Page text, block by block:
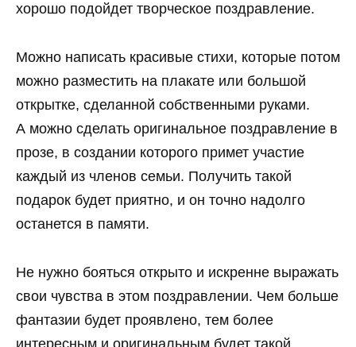
хорошо подойдет творческое поздравление.
Можно написать красивые стихи, которые потом
можно разместить на плакате или большой
открытке, сделанной собственными руками.
А можно сделать оригинальное поздравление в
прозе, в создании которого примет участие
каждый из членов семьи. Получить такой
подарок будет приятно, и он точно надолго
останется в памяти.
Не нужно бояться открыто и искренне выражать
свои чувства в этом поздравлении. Чем больше
фантазии будет проявлено, тем более
интересным и оригинальным будет такой